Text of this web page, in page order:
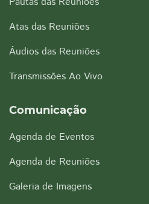
Atas das Reuniões
Áudios das Reuniões
Transmissões Ao Vivo
Comunicação
Agenda de Eventos
Agenda de Reuniões
Galeria de Imagens